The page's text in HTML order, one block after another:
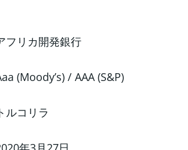
カ開発銀行
(Moody’s) / AAA (S&P)
リラ